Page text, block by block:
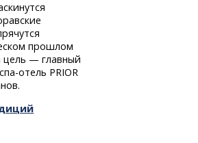
прошлом
цель — главный
спа-отель PRIOR